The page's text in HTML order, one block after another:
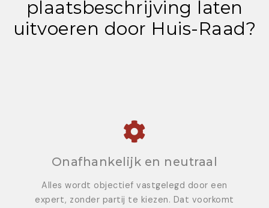
plaatsbeschrijving laten
uitvoeren door Huis-Raad?
Onafhankelijk en neutraal
Alles wordt objectief vastgelegd door een
expert, zonder partij te kiezen. Dat voorkomt